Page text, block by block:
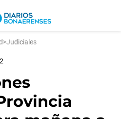
>Judiciales